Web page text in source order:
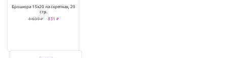
Брошюра 15х20 на скрепках, 20
стр.
1 039 ₽
831 ₽